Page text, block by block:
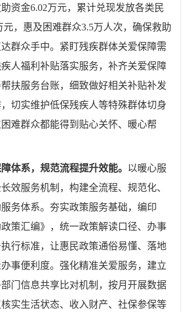
资金6.02万元，累计兑现发放各类民
元，惠及困难群众3.5万人次，确保救助
群众手中。紧盯残疾群体关爱保障需
人福利补贴落实服务，补齐关爱保障
扶服务台账，细致做好相关补贴补发
切实维护低保残疾人等特殊群体切身
难群众都能得到贴心关怀、暖心帮
体系，规范流程提升效能。 以暖心服
效服务机制，构建全流程、规范化、
务体系。夯实政策服务基础，编印
政策汇编》，统一政策解读口径、办事
行标准，让惠民政策通俗易懂、落地
事便利度。强化精准关爱服务，建立
门信息共享比对机制，按月开展数据
实生活状态、收入财产、社保参保等